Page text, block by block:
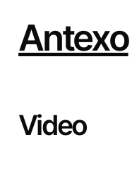
Antexo
Video